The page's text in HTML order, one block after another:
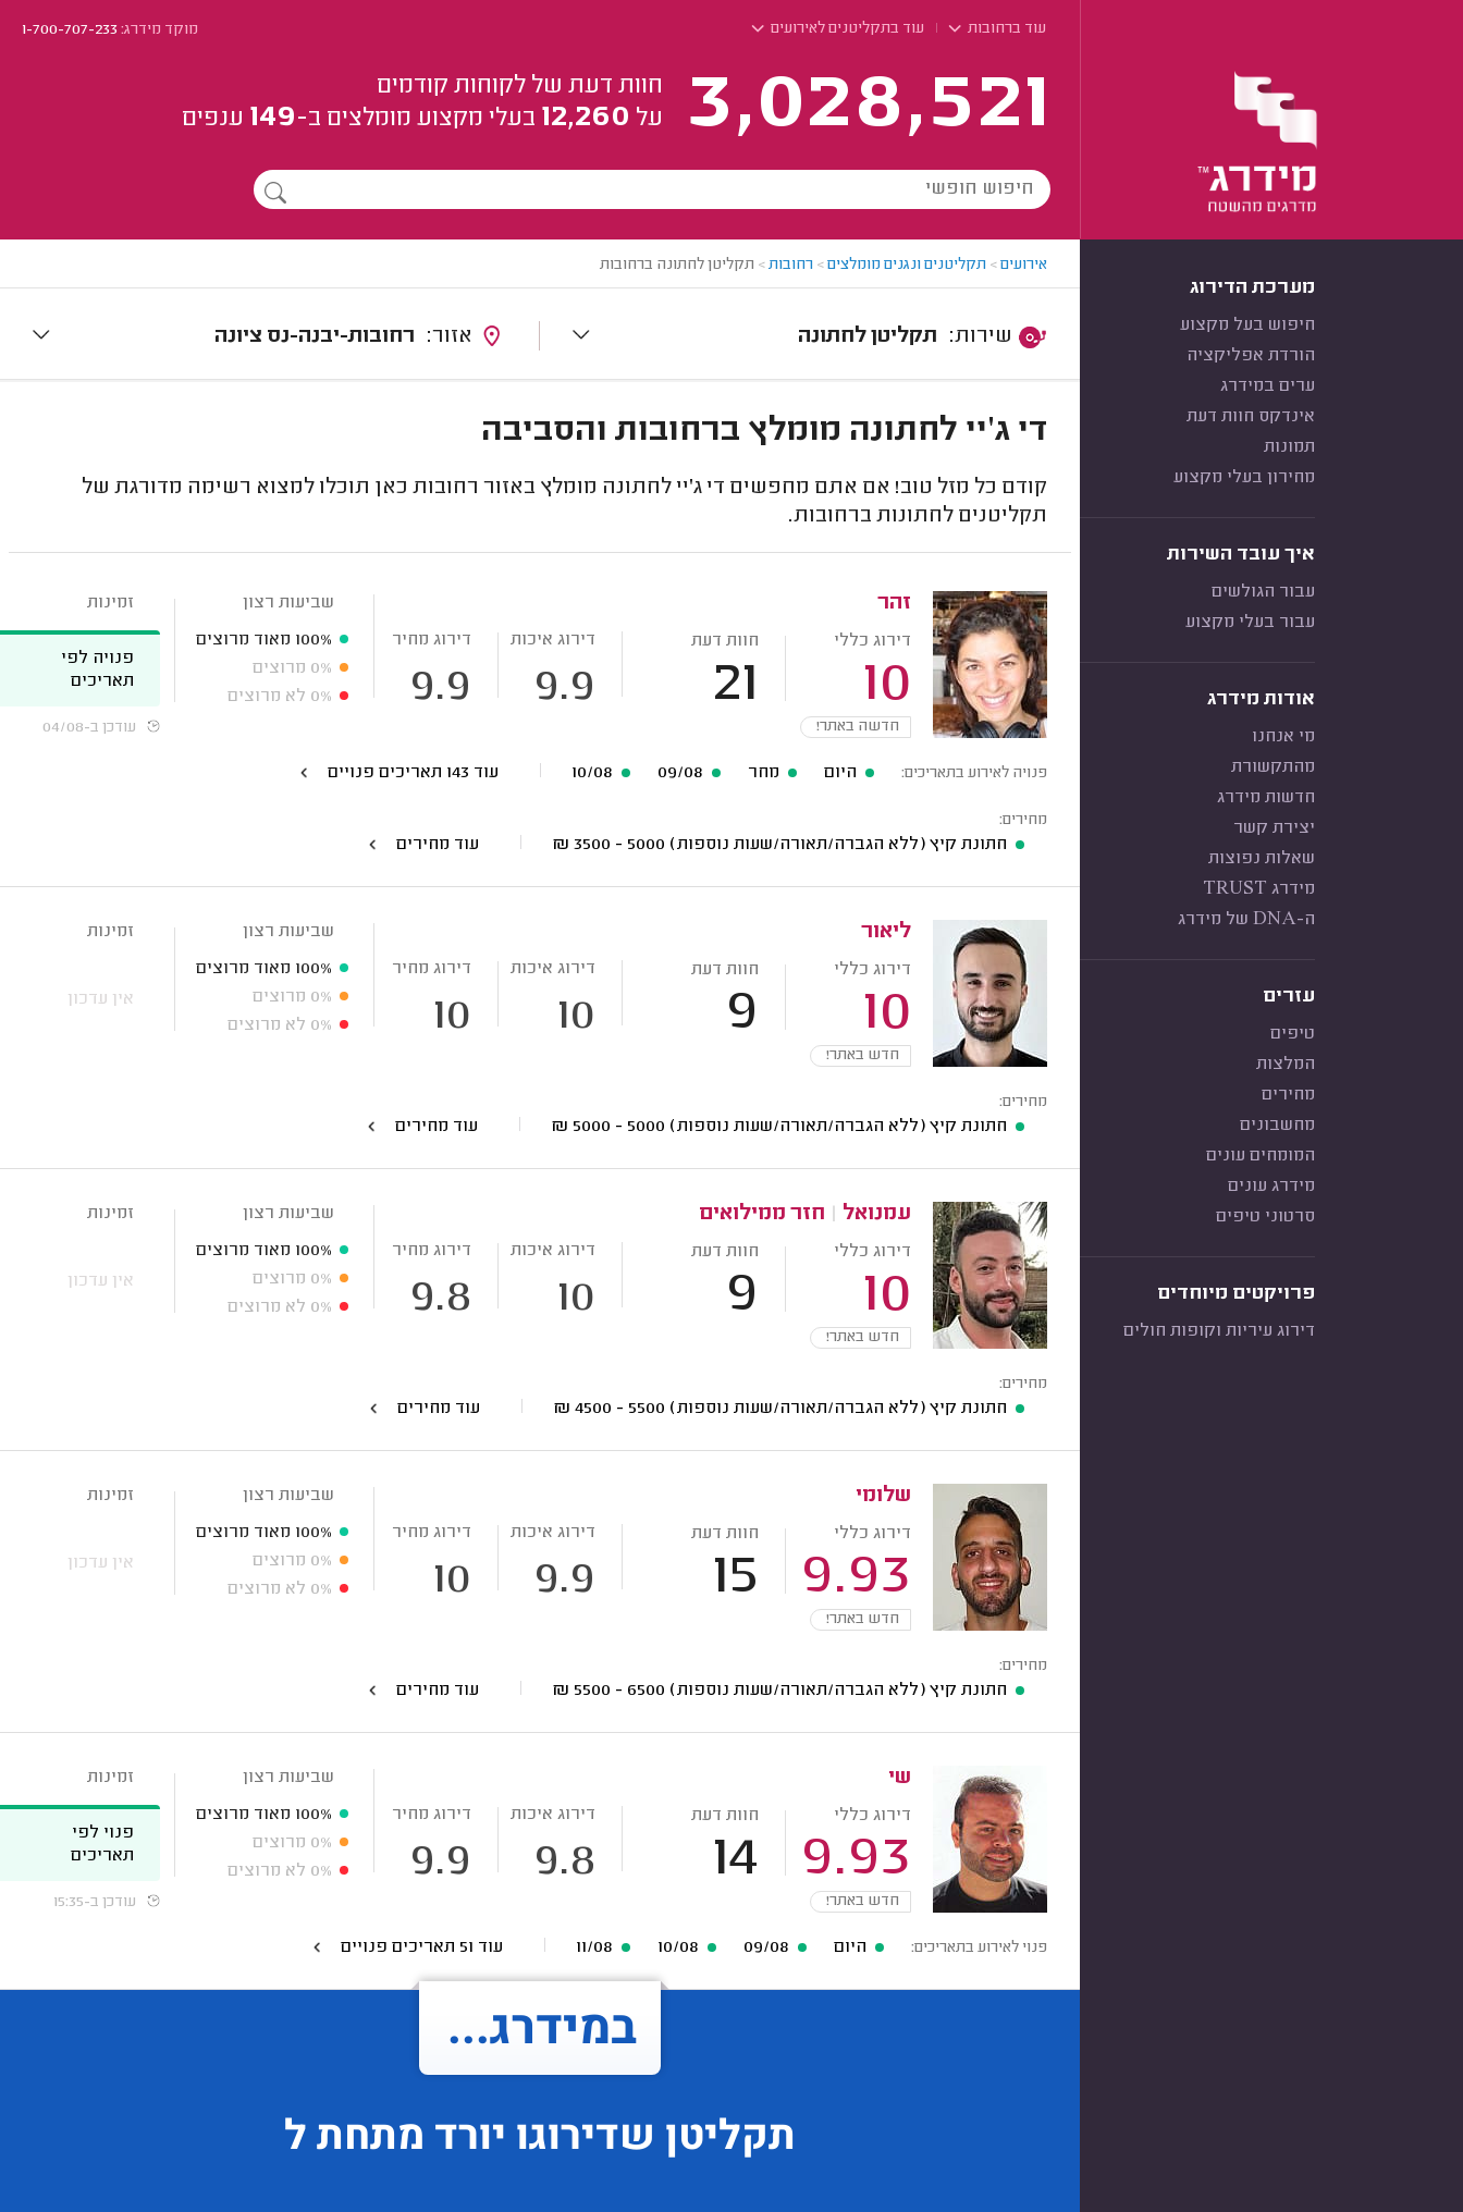
עוד ברחובות עוד בתקליטנים לאירועים מוקד מידרג:1-700-707-233
3,028,521
חוות דעת של לקוחות קודמים
על 12,260 בעלי מקצוע מומלצים ב-149 ענפים
מערכת הדירוג
חיפוש בעל מקצוע
הורדת אפליקציה
ערים במידרג
אינדקס חוות דעת
תמונות
מחירון בעלי מקצוע
איך עובד השירות
עבור הגולשים
עבור בעלי מקצוע
אודות מידרג
מי אנחנו
מהתקשורת
חדשות מידרג
יצירת קשר
שאלות נפוצות
מידרג TRUST
ה-DNA של מידרג
עזרים
טיפים
המלצות
מחירים
מחשבונים
המומחים עונים
מידרג עונים
סרטוני טיפים
פרויקטים מיוחדים
דירוג עיריות וקופות חולים
אירועים> תקליטנים ונגנים מומלצים> רחובות> תקליטן לחתונה ברחובות
תקליטן לחתונה רחובות-יבנה-נס ציונה
די ג'יי לחתונה מומלץ ברחובות והסביבה
קודם כל מזל טוב! אם אתם מחפשים די ג'יי לחתונה מומלץ באזור רחובות כאן תוכלו למצוא רשימה מדורגת של
תקליטנים לחתונות ברחובות.
זהר
דירוג כללי
10
חוות דעת
21
דירוג איכות
9.9
דירוג מחיר
9.9
חדשה באתר!
שביעות רצון
100% מאוד מרוצים
0% מרוצים
0% לא מרוצים
זמינות
פנויה לפי
תאריכים
עודכן ב-04/08
פנויה לאירוע בתאריכים: היום מחר עוד 143 תאריכים פנויים
מחירים:
חתונת קיץ (ללא הגברה/תאורה/שעות נוספות) 5000 - 3500
₪ עוד מחירים
ליאור
דירוג כללי
10
חוות דעת
9
דירוג איכות
10
דירוג מחיר
10
חדש באתר!
שביעות רצון
100% מאוד מרוצים
0% מרוצים
0% לא מרוצים
זמינות
אין עדכון
מחירים:
חתונת קיץ (ללא הגברה/תאורה/שעות נוספות) 5000 - 5000
₪ עוד מחירים
עמנואל חזר ממילואים
דירוג כללי
10
חוות דעת
9
דירוג איכות
10
דירוג מחיר
9.8
חדש באתר!
שביעות רצון
100% מאוד מרוצים
0% מרוצים
0% לא מרוצים
זמינות
אין עדכון
מחירים:
חתונת קיץ (ללא הגברה/תאורה/שעות נוספות) 5500 - 4500
₪ עוד מחירים
שלומי
דירוג כללי
9.93
חוות דעת
15
דירוג איכות
9.9
דירוג מחיר
10
חדש באתר!
שביעות רצון
100% מאוד מרוצים
0% מרוצים
0% לא מרוצים
זמינות
אין עדכון
מחירים:
חתונת קיץ (ללא הגברה/תאורה/שעות נוספות) 6500 - 5500
₪ עוד מחירים
שי
דירוג כללי
9.93
חוות דעת
14
דירוג איכות
9.8
דירוג מחיר
9.9
חדש באתר!
שביעות רצון
100% מאוד מרוצים
0% מרוצים
0% לא מרוצים
זמינות
פנוי לפי
תאריכים
עודכן ב-15:35
פנוי לאירוע בתאריכים: היום עוד 51 תאריכים פנויים
במידרג...
תקליטן שדירוגו יורד מתחת ל